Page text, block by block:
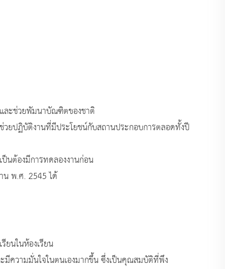
ละช่วยพัมนาบัณฑิตของชาติ
ยปฏิบัติงานที่มีประโยชน์กับสถานประกอบการตลอดทั้งปี
ป็นต้องมีการทดลองงานก่อน
น พ.ศ. 2545 ได้
ยนในห้องเรียน
มีความมั่นใจในตนเองมากขึ้น ซึ่งเป็นคุณสมบัติที่พึง